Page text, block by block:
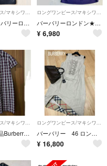
ロングワンピース/マキシワンピース
極美品＊バーバリーロンドン 切替ワンピース 40 黒 シャドーチェック 異素材
ロングワンピース/マキシワンピース
バーバリーロンドン★フリルネック エンパイアウエスト ワンピース Aライン
¥ 6,980
ロングワンピース/マキシワンピース
☆SALE☆美品Burberry's バーバリーシャツワンピース ロング丈希少42 ベルト無
ロングワンピース/マキシワンピース
バーバリー 46 ロンドン ワンピース 大きいサイズ チェック リネン
¥ 16,800